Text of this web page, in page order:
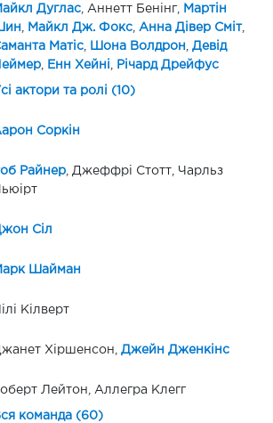
Дуглас, Аннетт Бенінг,
Мартін
Майкл Дж. Фокс, Анна Дівер Сміт,
Матіс, Шона Волдрон
Девід
, Енн Хейні Річард Дрейфус
актори та ролі (10)
Соркін
Райнер, Джеффрі Стотт, Чарльз
Сіл
Шайман
Кілверт
Хіршенсон, Джейн Дженкінс
Лейтон, Аллегра Клегг
команда (60)